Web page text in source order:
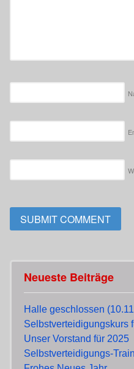
Neueste Beiträge
Halle geschlossen
Selbstverteidigungskurs
Unser Vorstand für 2025
Selbstverteidigungs-